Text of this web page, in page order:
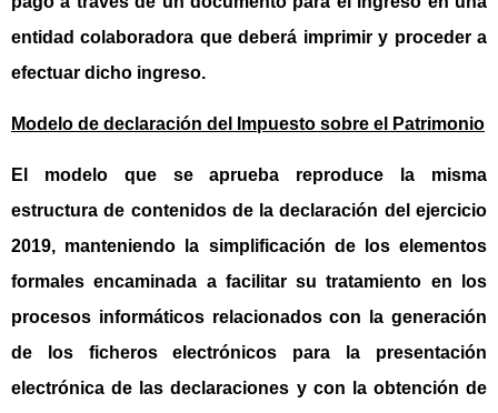
entidad colaboradora que deberá imprimir y proceder a
efectuar dicho ingreso.
Modelo de declaración del Impuesto sobre el Patrimonio
El modelo que se aprueba reproduce la misma
estructura de contenidos de la declaración del ejercicio
2019, manteniendo la simplificación de los elementos
formales encaminada a facilitar su tratamiento en los
procesos informáticos relacionados con la generación
de los ficheros electrónicos para la presentación
electrónica de las declaraciones y con la obtención de